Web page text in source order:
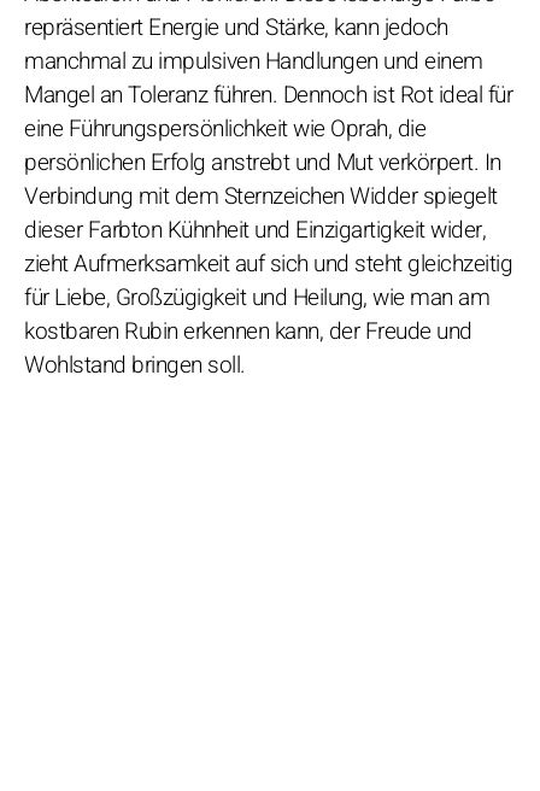
repräsentiert Energie und Stärke, kann jedoch
manchmal zu impulsiven Handlungen und einem
Mangel an Toleranz führen. Dennoch ist Rot ideal für
eine Führungspersönlichkeit wie Oprah, die
persönlichen Erfolg anstrebt und Mut verkörpert. In
Verbindung mit dem Sternzeichen Widder spiegelt
dieser Farbton Kühnheit und Einzigartigkeit wider,
zieht Aufmerksamkeit auf sich und steht gleichzeitig
für Liebe, Großzügigkeit und Heilung, wie man am
kostbaren Rubin erkennen kann, der Freude und
Wohlstand bringen soll.